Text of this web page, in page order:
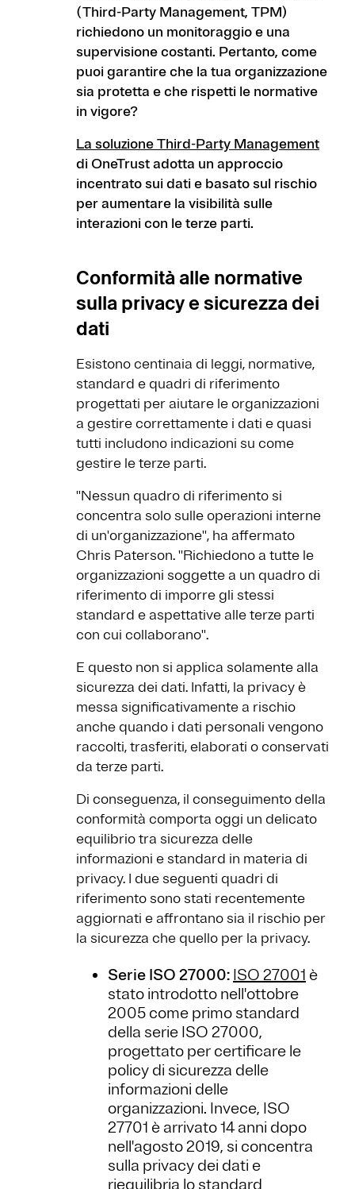
(Third-Party Management, TPM)
richiedono un monitoraggio e una
supervisione costanti. Pertanto, come
puoi garantire che la tua organizzazione
sia protetta e che rispetti le normative
in vigore?
La soluzione Third-Party Management
di OneTrust adotta un approccio
incentrato sui dati e basato sul rischio
per aumentare la visibilità sulle
interazioni con le terze parti.
Conformità alle normative
sulla privacy e sicurezza dei
dati
Esistono centinaia di leggi, normative,
standard e quadri di riferimento
progettati per aiutare le organizzazioni
a gestire correttamente i dati e quasi
tutti includono indicazioni su come
gestire le terze parti.
''Nessun quadro di riferimento si
concentra solo sulle operazioni interne
di un'organizzazione'', ha affermato
Chris Paterson. ''Richiedono a tutte le
organizzazioni soggette a un quadro di
riferimento di imporre gli stessi
standard e aspettative alle terze parti
con cui collaborano''.
E questo non si applica solamente alla
sicurezza dei dati. Infatti, la privacy è
messa significativamente a rischio
anche quando i dati personali vengono
raccolti, trasferiti, elaborati o conservati
da terze parti.
Di conseguenza, il conseguimento della
conformità comporta oggi un delicato
equilibrio tra sicurezza delle
informazioni e standard in materia di
privacy. I due seguenti quadri di
riferimento sono stati recentemente
aggiornati e affrontano sia il rischio per
la sicurezza che quello per la privacy.
Serie ISO 27000: ISO 27001 è
stato introdotto nell'ottobre
2005 come primo standard
della serie ISO 27000,
progettato per certificare le
policy di sicurezza delle
informazioni delle
organizzazioni. Invece, ISO
27701 è arrivato 14 anni dopo
nell'agosto 2019, si concentra
sulla privacy dei dati e
riequilibria lo standard